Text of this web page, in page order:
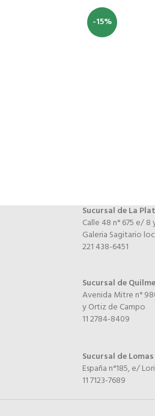
-15%
Sucursal de La
Calle 48 n° 675 e/ 8
Galeria Sagitario
221 438-6451
Sucursal de
Avenida Mitre n°
y Ortiz de Campo
11 2784-8409
Sucursal de
España n°185, e/
11 7123-7689